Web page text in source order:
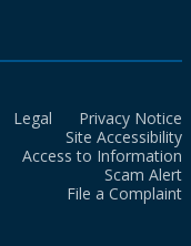
Legal
Privacy Notice
Site Accessibility
Access to Information
Scam Alert
File a Complaint